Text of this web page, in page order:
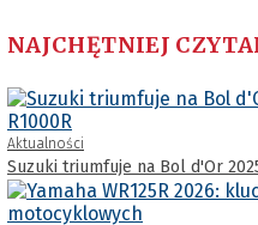
NAJCHĘTNIEJ
Aktualności
Suzuki triumfuje na Bol d'Or